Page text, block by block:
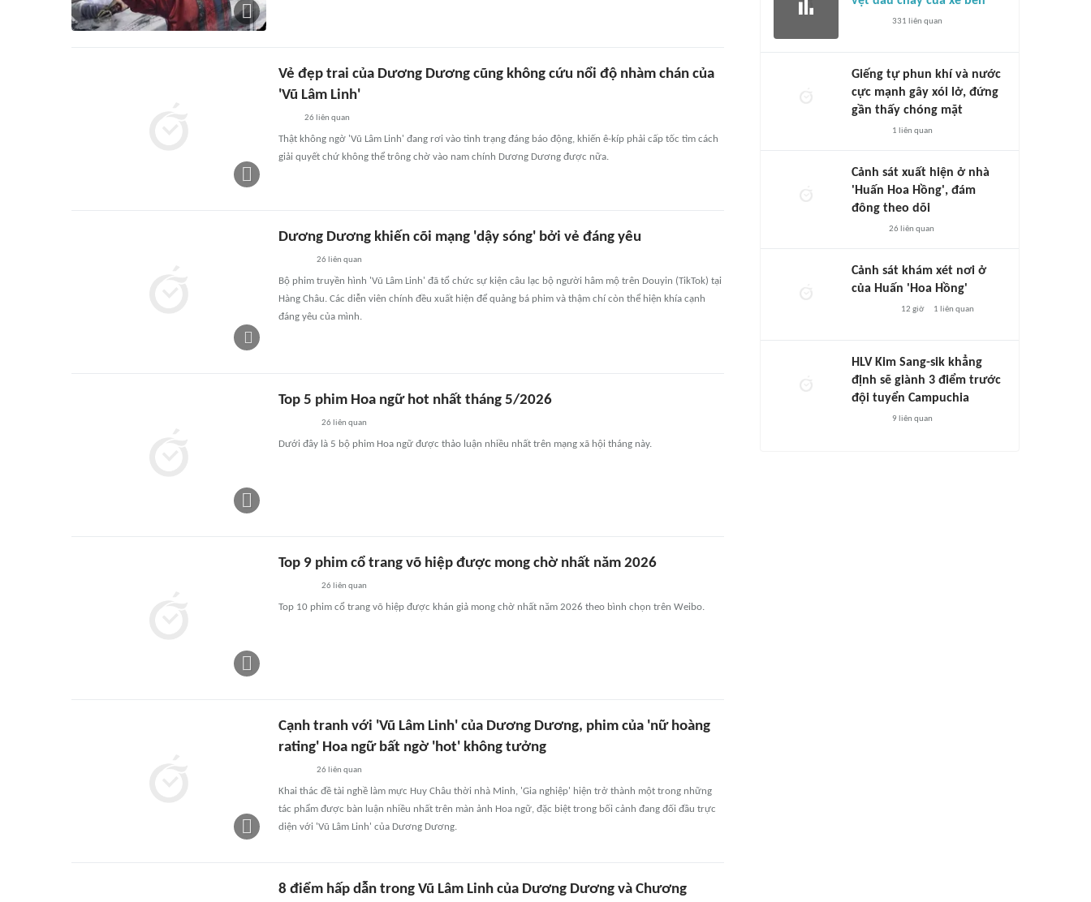
Vẻ đẹp trai của Dương Dương cũng không cứu nổi độ nhàm chán của
'Vũ Lâm Linh'
26 liên quan
Thật không ngờ 'Vũ Lâm Linh' đang rơi vào tình trạng đáng báo động, khiến ê-kíp phải cấp tốc tìm cách
giải quyết chứ không thể trông chờ vào nam chính Dương Dương được nữa.
Dương Dương khiến cõi mạng 'dậy sóng' bởi vẻ đáng yêu
26 liên quan
Bộ phim truyền hình 'Vũ Lâm Linh' đã tổ chức sự kiện câu lạc bộ người hâm mộ trên Douyin (TikTok) tại
Hàng Châu. Các diễn viên chính đều xuất hiện để quảng bá phim và thậm chí còn thể hiện khía cạnh
đáng yêu của mình.
Top 5 phim Hoa ngữ hot nhất tháng 5/2026
26 liên quan
Dưới đây là 5 bộ phim Hoa ngữ được thảo luận nhiều nhất trên mạng xã hội tháng này.
Top 9 phim cổ trang võ hiệp được mong chờ nhất năm 2026
26 liên quan
Top 10 phim cổ trang võ hiệp được khán giả mong chờ nhất năm 2026 theo bình chọn trên Weibo.
Cạnh tranh với 'Vũ Lâm Linh' của Dương Dương, phim của 'nữ hoàng
rating' Hoa ngữ bất ngờ 'hot' không tưởng
26 liên quan
Khai thác đề tài nghề làm mực Huy Châu thời nhà Minh, 'Gia nghiệp' hiện trở thành một trong những
tác phẩm được bàn luận nhiều nhất trên màn ảnh Hoa ngữ, đặc biệt trong bối cảnh đang đối đầu trực
diện với 'Vũ Lâm Linh' của Dương Dương.
8 điểm hấp dẫn trong Vũ Lâm Linh của Dương Dương và Chương
331 liên quan
Giếng tự phun khí và nước
cực mạnh gây xói lở, đứng
gần thấy chóng mặt
1 liên quan
Cảnh sát xuất hiện ở nhà
'Huấn Hoa Hồng', đám
đông theo dõi
26 liên quan
Cảnh sát khám xét nơi ở
của Huấn 'Hoa Hồng'
12 giờ 1 liên quan
HLV Kim Sang-sik khẳng
định sẽ giành 3 điểm trước
đội tuyển Campuchia
9 liên quan